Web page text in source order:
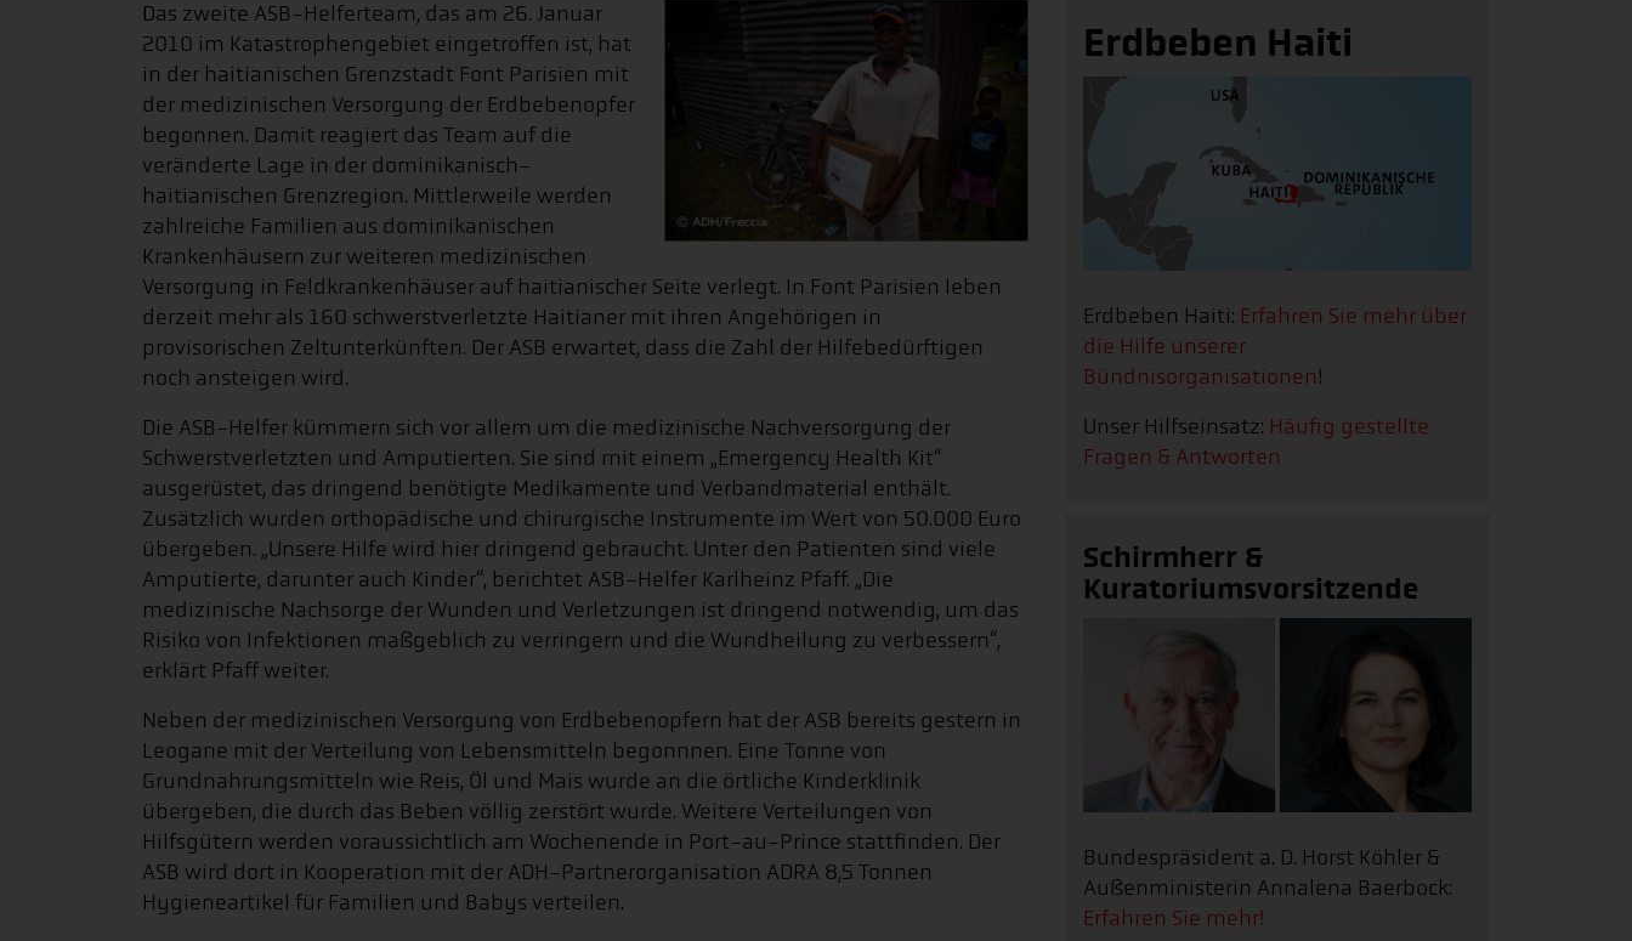
Das zweite ASB-Helferteam, das am 26. Januar
2010 im Katastrophengebiet eingetroffen ist, hat
in der haitianischen Grenzstadt Font Parisien mit
der medizinischen Versorgung der Erdbebenopfer
begonnen. Damit reagiert das Team auf die
veränderte Lage in der dominikanisch-
haitianischen Grenzregion. Mittlerweile werden
zahlreiche Familien aus dominikanischen
Krankenhäusern zur weiteren medizinischen
Versorgung in Feldkrankenhäuser auf haitianischer Seite verlegt. In Font Parisien leben
derzeit mehr als 160 schwerstverletzte Haitianer mit ihren Angehörigen in
provisorischen Zeltunterkünften. Der ASB erwartet, dass die Zahl der Hilfebedürftigen
noch ansteigen wird.
Die ASB-Helfer kümmern sich vor allem um die medizinische Nachversorgung der
Schwerstverletzten und Amputierten. Sie sind mit einem „Emergency Health Kit“
ausgerüstet, das dringend benötigte Medikamente und Verbandmaterial enthält.
Zusätzlich wurden orthopädische und chirurgische Instrumente im Wert von 50.000 Euro
übergeben. „Unsere Hilfe wird hier dringend gebraucht. Unter den Patienten sind viele
Amputierte, darunter auch Kinder“, berichtet ASB-Helfer Karlheinz Pfaff. „Die
medizinische Nachsorge der Wunden und Verletzungen ist dringend notwendig, um das
Risiko von Infektionen maßgeblich zu verringern und die Wundheilung zu verbessern“,
erklärt Pfaff weiter.
Neben der medizinischen Versorgung von Erdbebenopfern hat der ASB bereits gestern in
Leogane mit der Verteilung von Lebensmitteln begonnnen. Eine Tonne von
Grundnahrungsmitteln wie Reis, Öl und Mais wurde an die örtliche Kinderklinik
übergeben, die durch das Beben völlig zerstört wurde. Weitere Verteilungen von
Hilfsgütern werden voraussichtlich am Wochenende in Port-au-Prince stattfinden. Der
ASB wird dort in Kooperation mit der ADH-Partnerorganisation ADRA 8,5 Tonnen
Hygieneartikel für Familien und Babys verteilen.
Erdbeben Haiti
Erdbeben Haiti: Erfahren Sie mehr über
die Hilfe unserer
Bündnisorganisationen!
Unser Hilfseinsatz: Häufig gestellte
Fragen & Antworten
Schirmherr &
Kuratoriumsvorsitzende
Bundespräsident a. D. Horst Köhler &
Außenministerin Annalena Baerbock:
Erfahren Sie mehr!